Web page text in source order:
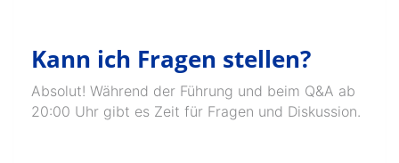
Kann ich Fragen stellen?
Absolut! Während der Führung und beim Q&A ab
20:00 Uhr gibt es Zeit für Fragen und Diskussion.